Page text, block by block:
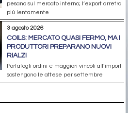
pesano sul mercato interno; l’export arretra
più lentamente
3 agosto 2026
COILS: MERCATO QUASI FERMO, MA I
PRODUTTORI PREPARANO NUOVI
RIALZI
Portafogli ordini e maggiori vincoli all’import
sostengono le attese per settembre